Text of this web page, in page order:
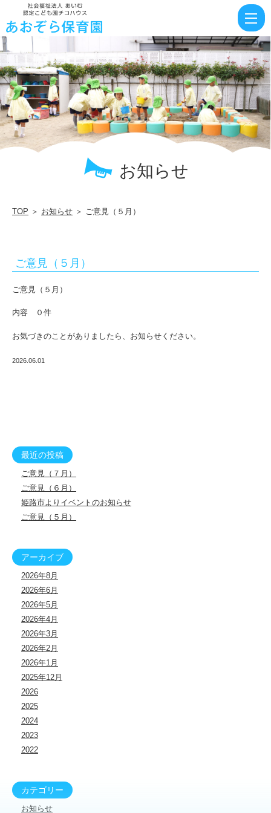
意
見
（５
月）
|
社
福
お知らせ
TOP ＞ お知らせ ＞ ご意見（５月）
ご意見（５月）
ご意見（５月）
内容 ０件
お気づきのことがありましたら、お知らせください。
2026.06.01
最近の投稿
ご意見（７月）
ご意見（６月）
姫路市よりイベントのお知らせ
ご意見（５月）
アーカイブ
2026年8月
2026年6月
2026年5月
2026年4月
2026年3月
2026年2月
2026年1月
2025年12月
2026
2025
2024
2023
2022
カテゴリー
お知らせ